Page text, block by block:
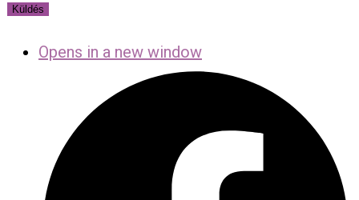
Opens in a new window